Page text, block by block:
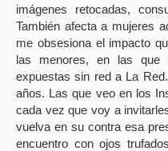
imágenes retocadas,
También afecta a mujeres
me obsesiona el impacto
las menores, en las que
expuestas sin red a La
años. Las que veo en los
cada vez que voy a
vuelva en su contra esa
encuentro con ojos